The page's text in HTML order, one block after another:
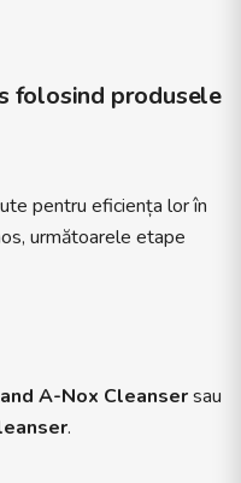
folosind produsele
pentru eficiența lor în
următoarele etape
A-Nox Cleansersau
.